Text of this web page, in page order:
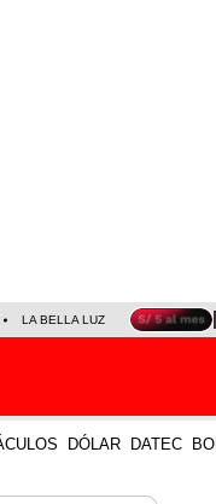
LA BELLA LUZ MAGALY
DÓLAR DATEC